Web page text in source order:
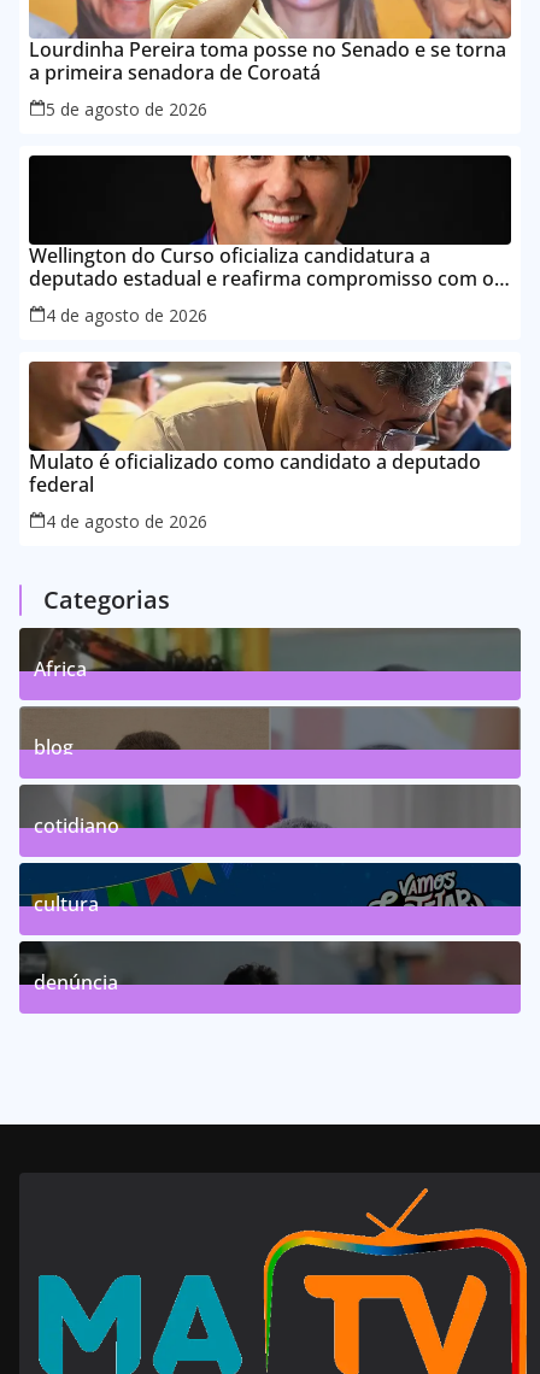
Lourdinha Pereira toma posse no Senado e se torna
a primeira senadora de Coroatá
5 de agosto de 2026
Wellington do Curso oficializa candidatura a
deputado estadual e reafirma compromisso com o
povo do Maranhão
4 de agosto de 2026
Mulato é oficializado como candidato a deputado
federal
4 de agosto de 2026
Categorias
Africa
0Posts
blog
75Posts
cotidiano
46Posts
cultura
63Posts
denúncia